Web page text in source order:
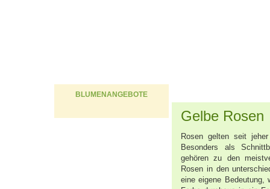
BLUMENANGEBOTE
Gelbe Rosen
Rosen gelten seit
Besonders als
gehören zu den
Rosen in den
eine eigene Bedeutung,